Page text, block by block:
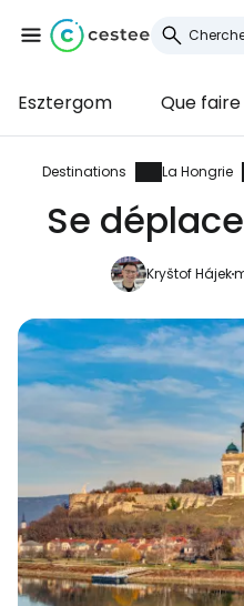
Esztergom Que faire
Destinations La Hongrie
Se
Kryštof Hájek
Se
Cestee
... la communauté
Continuer
Poursuivre